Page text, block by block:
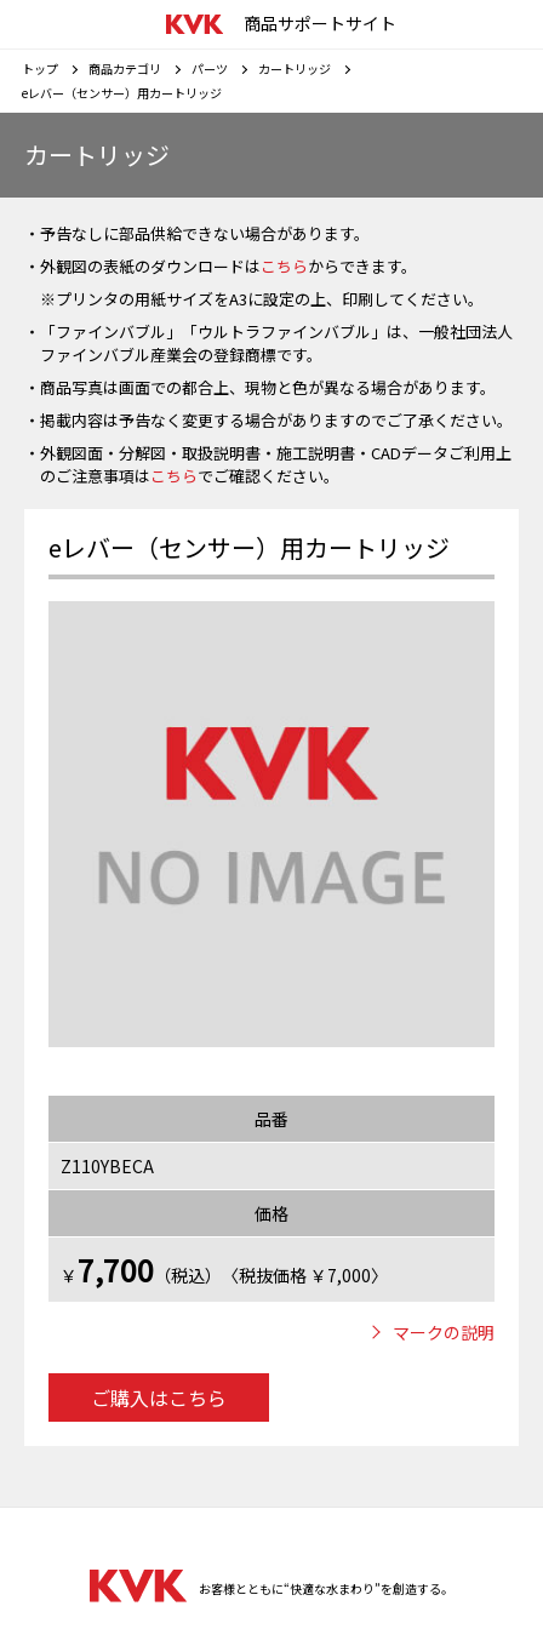
商品サポートサイト
トップ 商品カテゴリ パーツ
カートリッジ
eレバー（センサー）用カートリッジ
カートリッジ
・予告なしに部品供給できない場合があります。
・外観図の表紙のダウンロードはこちらからできます。
※プリンタの用紙サイズをA3に設定の上、印刷してください。
・「ファインバブル」「ウルトラファインバブル」は、一般社団法人
ファインバブル産業会の登録商標です。
・商品写真は画面での都合上、現物と色が異なる場合があります。
・掲載内容は予告なく変更する場合がありますのでご了承ください。
・外観図面・分解図・取扱説明書・施工説明書・CADデータご利用上
のご注意事項はこちらでご確認ください。
eレバー（センサー）用カートリッジ
品番
Z110YBECA
価格
￥ 7,700 （税込）〈税抜価格 ￥7,000〉
マークの説明
ご購入はこちら
お客様とともに“快適な水まわり”を創造する。